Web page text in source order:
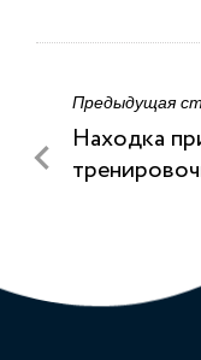
Предыдущая
Находка